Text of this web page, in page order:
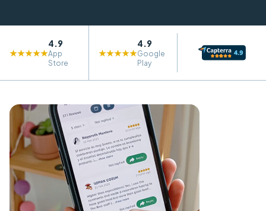
★★★★★
4.9
App
Store
★★★★★
4.9
Google
Play